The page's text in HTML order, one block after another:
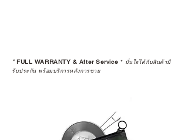
*FULL WARRANTY & After Service * มั่นใจได้กับสินค้ามี
รับประกัน พร้อมบริการหลังการขาย